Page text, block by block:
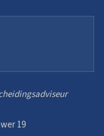
19